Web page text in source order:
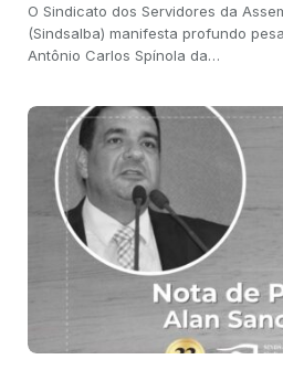
O Sindicato dos Servidores da
(Sindsalba) manifesta profundo
Antônio Carlos Spínola da…